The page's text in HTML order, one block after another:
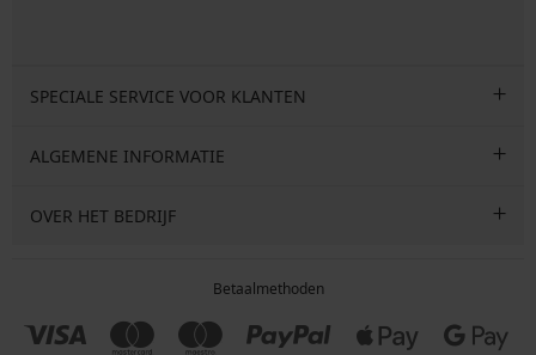
SPECIALE SERVICE VOOR KLANTEN
ALGEMENE INFORMATIE
OVER HET BEDRIJF
Betaalmethoden